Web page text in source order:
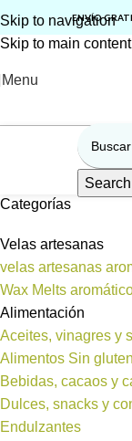
Skip to navigation
Skip to main content
ENVÍO
Menu
Search
Categorías
Velas artesanas
velas artesanas
Wax Melts
Alimentación
Aceites, vinagres y
Alimentos Sin gluten
Bebidas, cacaos y
Dulces, snacks y
Endulzantes